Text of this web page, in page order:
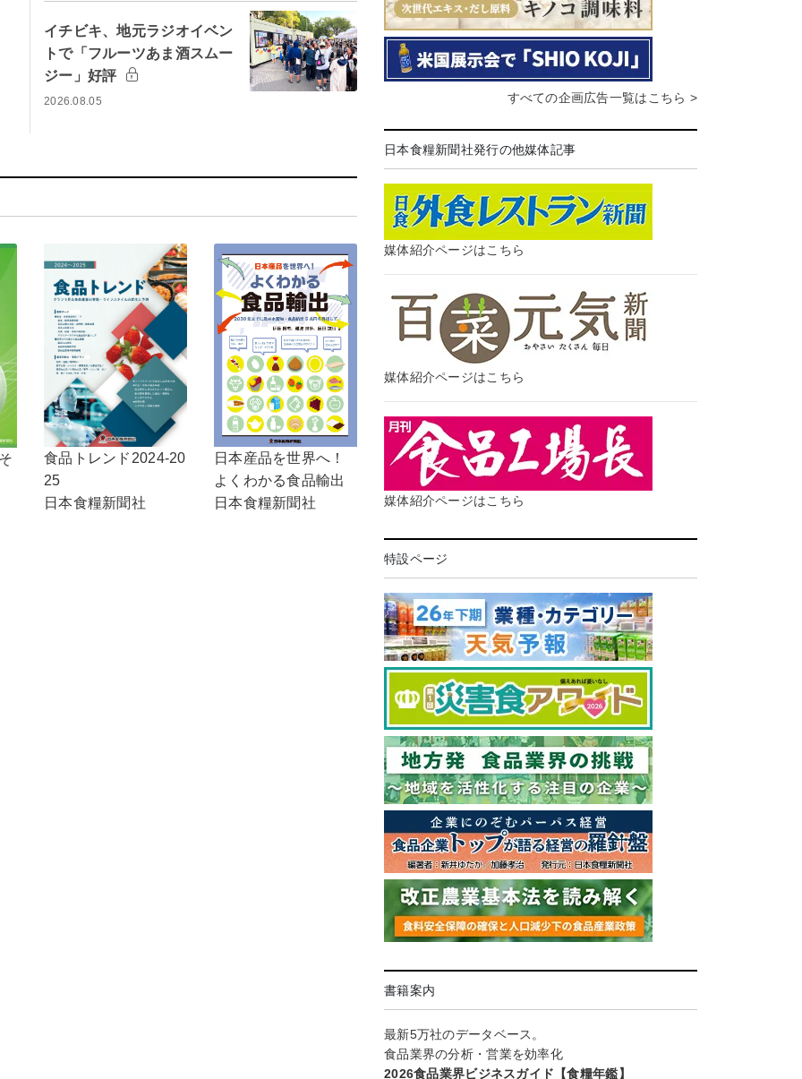
イチビキ、地元ラジオイベン
トで「フルーツあま酒スムー
ジー」好評
2026.08.05
食品トレンド2024-20
25
日本食糧新聞社
日本産品を世界へ！
よくわかる食品輸出
日本食糧新聞社
すべての企画広告一覧はこちら >
日本食糧新聞社発行の他媒体記事
媒体紹介ページはこちら
媒体紹介ページはこちら
媒体紹介ページはこちら
特設ページ
書籍案内
最新5万社のデータベース。
食品業界の分析・営業を効率化
2026食品業界ビジネスガイド【食糧年鑑】